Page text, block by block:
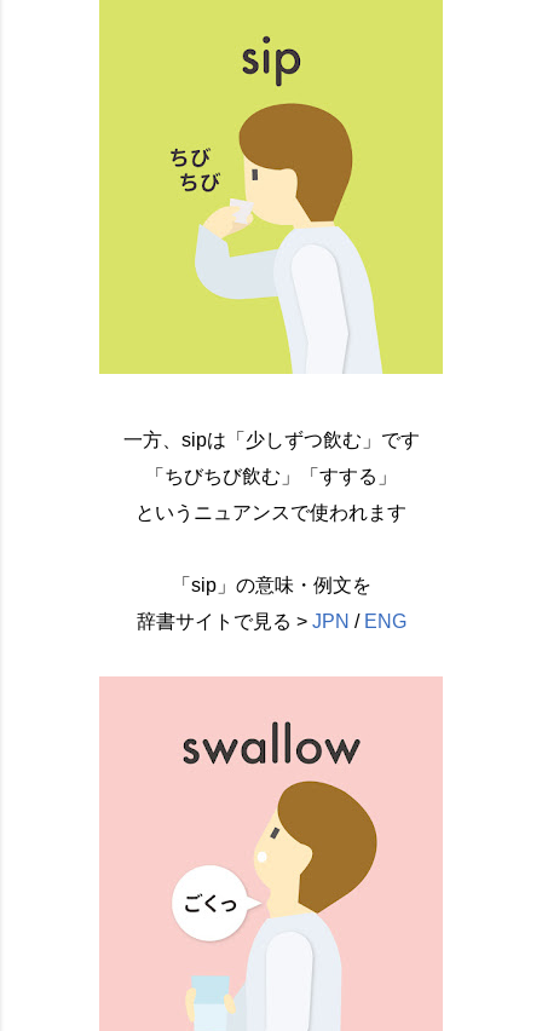
一方、sipは「少しずつ飲む」です
「ちびちび飲む」「すする」
というニュアンスで使われます
「sip」の意味・例文を
辞書サイトで見る > JPN / ENG